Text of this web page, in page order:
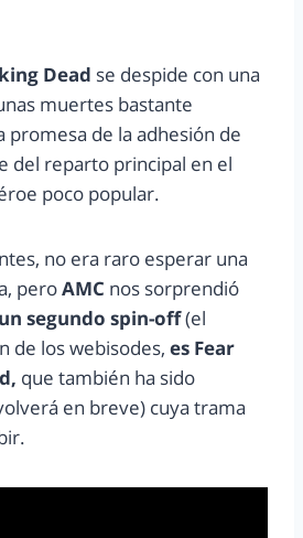
Dead se despide con una
muertes bastante
promesa de la adhesión de
del reparto principal en el
poco popular.
no era raro esperar una
peroAMC nos sorprendió
un segundo spin-off(el
de los webisodes, es Fear
que también ha sido
en breve) cuya trama